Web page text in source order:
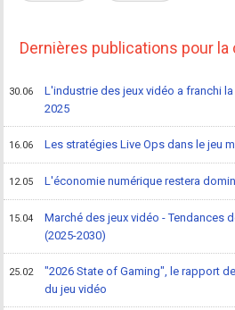
Dernières publications pour
30.06
L'industrie des jeux vidéo a franchi
2025
16.06 Les stratégies Live Ops dans le jeu
12.05 L'économie numérique restera
15.04
Marché des jeux vidéo - Tendances
(2025-2030)
25.02
"2026 State of Gaming", le rapport
du jeu vidéo